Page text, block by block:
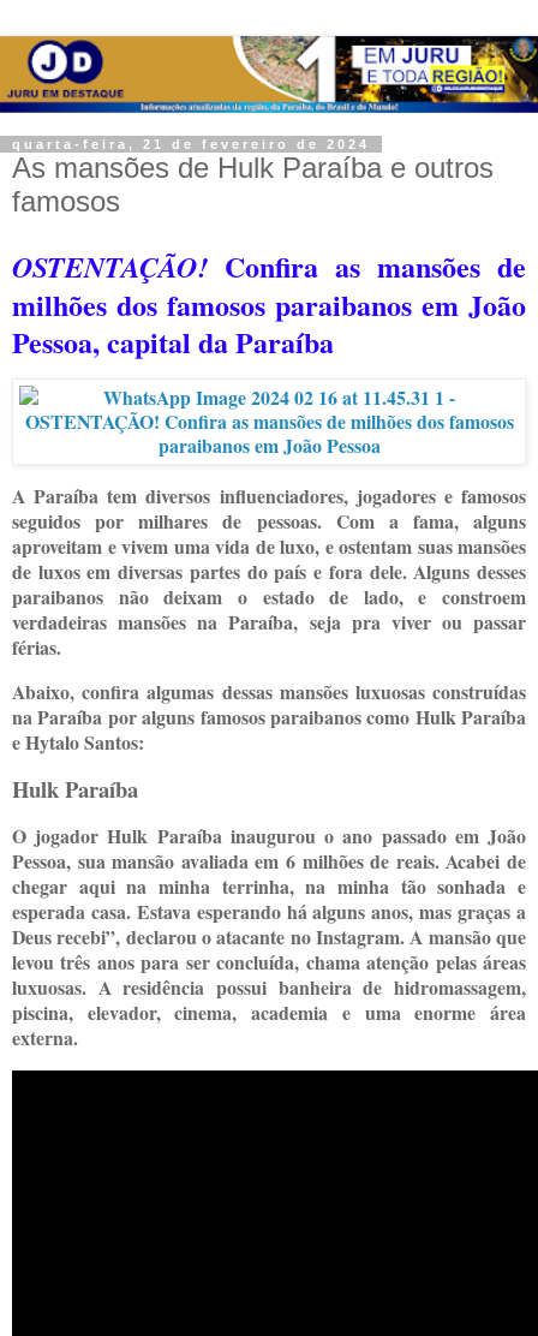
quarta-feira, 21 de fevereiro de 2024
As mansões de Hulk Paraíba e outros
famosos
OSTENTAÇÃO! Confira as mansões de
milhões dos famosos paraibanos em João
Pessoa, capital da Paraíba
A Paraíba tem diversos influenciadores, jogadores e famosos
seguidos por milhares de pessoas. Com a fama, alguns
aproveitam e vivem uma vida de luxo, e ostentam suas mansões
de luxos em diversas partes do país e fora dele. Alguns desses
paraibanos não deixam o estado de lado, e constroem
verdadeiras mansões na Paraíba, seja pra viver ou passar
férias.
Abaixo, confira algumas dessas mansões luxuosas construídas
na Paraíba por alguns famosos paraibanos como Hulk Paraíba
e Hytalo Santos:
Hulk Paraíba
O jogador Hulk Paraíba inaugurou o ano passado em João
Pessoa, sua mansão avaliada em 6 milhões de reais. Acabei de
chegar aqui na minha terrinha, na minha tão sonhada e
esperada casa. Estava esperando há alguns anos, mas graças a
Deus recebi”, declarou o atacante no Instagram. A mansão que
levou três anos para ser concluída, chama atenção pelas áreas
luxuosas. A residência possui banheira de hidromassagem,
piscina, elevador, cinema, academia e uma enorme área
externa.